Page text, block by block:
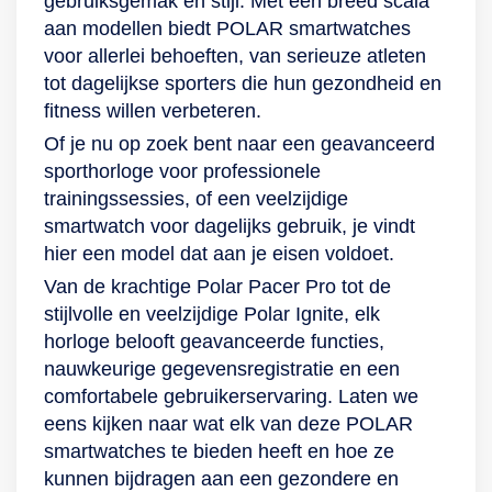
generatie.
VO2max-functie
houden jouw
hartslag en
zuurstofopname
voor jou bij tijdens
het rennen. Als
laatste is de Pacer
Pro ook een
sporthorloge dat
aandacht besteedt
aan jouw
rustmoment.
Wanneer je slaapt
wordt jouw
gezondheid
gemonitord dankzij
Nightly Recharge,
een functie die
trainingsbegeleiding
geeft je persoonlijke
begeleiding tijdens
je workout op basis
van je fitheid. Polar
Unite helpt je
ontspannen en
stress te
verminderen met de
Serene-
ademoefeningen.
Koppel het
sporthorloge met je
smartphone voor
GPS-registratie.
Heb je een grotere
polsband nodig?
Verwissel de band
energiezuinige
modus tot wel 100
uur. Genoeg tijd om
de diverse
hardloopfuncties
van dit
hardloophorloge
met GPS uit te
proberen,
indexscores te
analyseren en
trainingsdoelen vast
te stellen (Running
Program). De
hartslagsensor met
Polar Precision
Prime OHR-
technologie en
vergelijking met
Vantage M2. De
batterij gaat met
volledige Gps- en
HR-tracking tot 35
uur mee en in de
energiezuinige
modus tot wel 100
uur. Genoeg tijd om
de diverse
hardloopfuncties
van dit
hardloophorloge
met GPS uit te
proberen en
trainingsdoelen vast
te stellen (Running
Program). De
aan modellen biedt POLAR smartwatches
voor allerlei behoeften, van serieuze atleten
tot dagelijkse sporters die hun gezondheid en
fitness willen verbeteren.
Of je nu op zoek bent naar een geavanceerd
sporthorloge voor professionele
trainingssessies, of een veelzijdige
smartwatch voor dagelijks gebruik, je vindt
hier een model dat aan je eisen voldoet.
Van de krachtige Polar Pacer Pro tot de
stijlvolle en veelzijdige Polar Ignite, elk
horloge belooft geavanceerde functies,
nauwkeurige gegevensregistratie en een
comfortabele gebruikerservaring. Laten we
eens kijken naar wat elk van deze POLAR
smartwatches te bieden heeft en hoe ze
kunnen bijdragen aan een gezondere en